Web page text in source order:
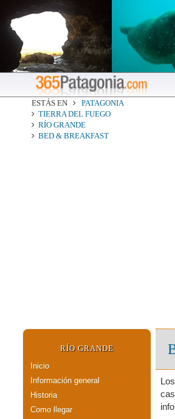
ESTÁS EN
PATAGONIA
TIERRA DEL FUEGO
RÍO GRANDE
BED & BREAKFAST
RÍO GRANDE
Inicio
Información general
Historia
Como llegar